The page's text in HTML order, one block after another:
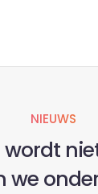
NIEUWS
wordt
we